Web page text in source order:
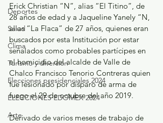
Deportes
Salud
Clima
Turismo y diversión
Elecciones presidenciales 2024
ELECCIONES EDOMEX 2024
Arte
Erick Christian “N”, alias “El Titino”, de
28 años de edad y a Jaqueline Yanely “N,
alias “La Flaca” de 27 años, quienes eran
buscados por esta Institución por estar
señalados como probables partícipes en
el homicidio del alcalde de Valle de
Chalco Francisco Tenorio Contreras quien
fue lesionado por disparo de arma de
fuego el 29 de octubre del año 2019.
Derivado de varios meses de trabajo de